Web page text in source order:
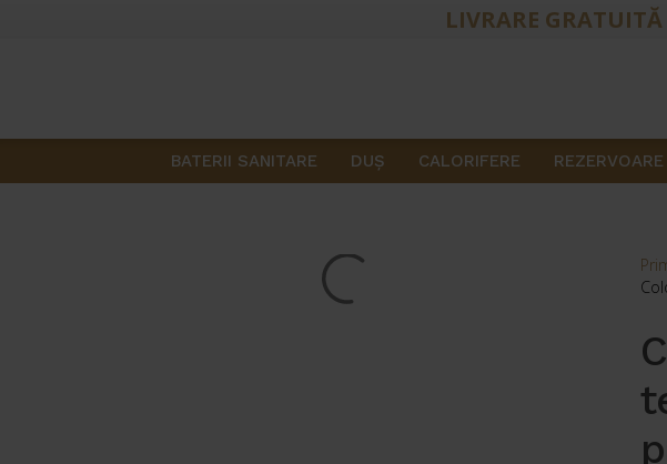
LIVRARE
BATERII SANITARE DUŞ CALORIFERE